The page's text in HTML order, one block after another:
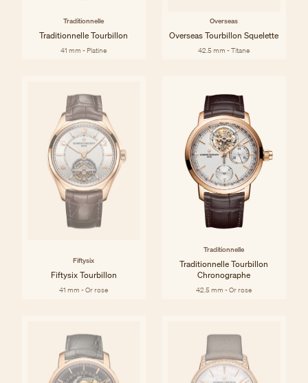
Traditionnelle
Traditionnelle Tourbillon
41 mm - Platine
Overseas
Overseas Tourbillon Squelette
42.5 mm - Titane
Fiftysix
Fiftysix Tourbillon
41 mm - Or rose
Traditionnelle
Traditionnelle Tourbillon
Chronographe
42.5 mm - Or rose